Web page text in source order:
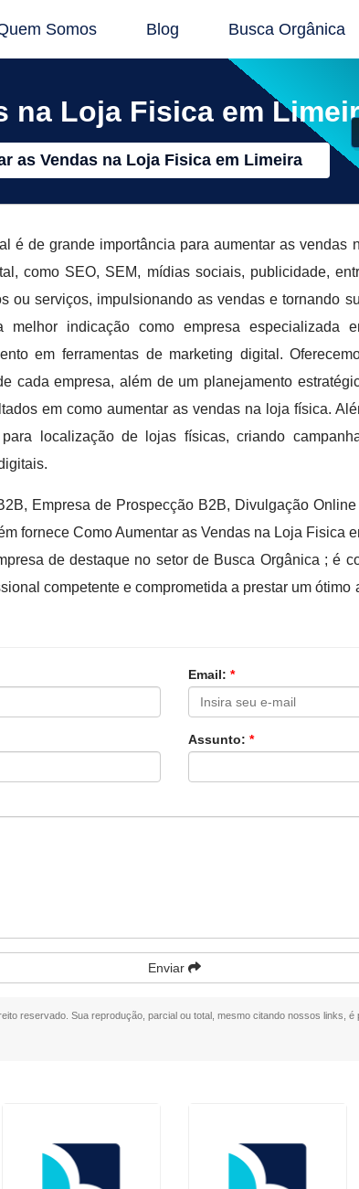
Somos Blog Busca Orgânica
na Loja Fisica em
as Vendas na Loja Fisica em Limeira
é de grande importância para aumentar as vendas
como SEO, SEM, mídias sociais, publicidade,
ou serviços, impulsionando as vendas e tornando
indicação como empresa especializada
em ferramentas de marketing digital.
cada empresa, além de um planejamento
em como aumentar as vendas na loja física.
localização de lojas físicas, criando
Empresa de Prospecção B2B, Divulgação Online
fornece Como Aumentar as Vendas na Loja Fisica
de destaque no setor de Busca Orgânica ; é
competente e comprometida a prestar um
Email: *
Assunto: *
Enviar
reservado. Sua reprodução, parcial ou total, mesmo citando nossos links,